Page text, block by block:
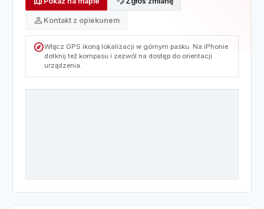
person Kontakt z opiekunem
exploreWłącz GPS ikoną lokalizacji w górnym pasku. Na iPhonie
dotknij też kompasu i zezwól na dostęp do orientacji
urządzenia.